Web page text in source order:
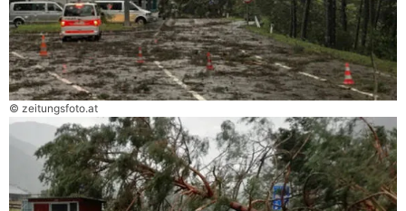
© zeitungsfoto.at